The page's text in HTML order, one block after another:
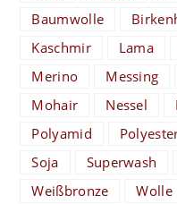
Baumwolle
Kaschmir
Lama
Merino
Messing
Mohair
Nessel
Polyamid
Soja
Superwash
Weißbronze
Wolle